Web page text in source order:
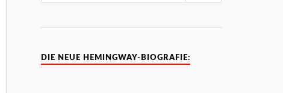
DIE NEUE HEMINGWAY-BIOGRAFIE: